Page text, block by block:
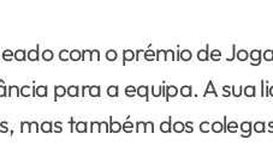
com o prémio de
para a equipa. A
mas também dos